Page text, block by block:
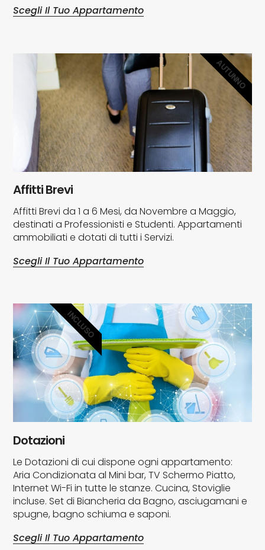
Scegli Il Tuo Appartamento
Affitti Brevi
Affitti Brevi da 1 a 6 Mesi, da Novembre a Maggio,
destinati a Professionisti e Studenti. Appartamenti
ammobiliati e dotati di tutti i Servizi.
AUTUNNO
Scegli Il Tuo Appartamento
Dotazioni
Le Dotazioni di cui dispone ogni appartamento:
Aria Condizionata al Mini bar, TV Schermo Piatto,
Internet Wi-Fi in tutte le stanze. Cucina, Stoviglie
incluse. Set di Biancheria da Bagno, asciugamani e
spugne, bagno schiuma e saponi.
INCLUSO
Scegli Il Tuo Appartamento